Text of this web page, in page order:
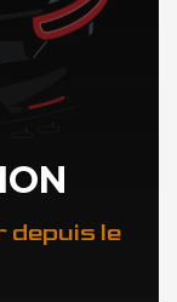
depuis le